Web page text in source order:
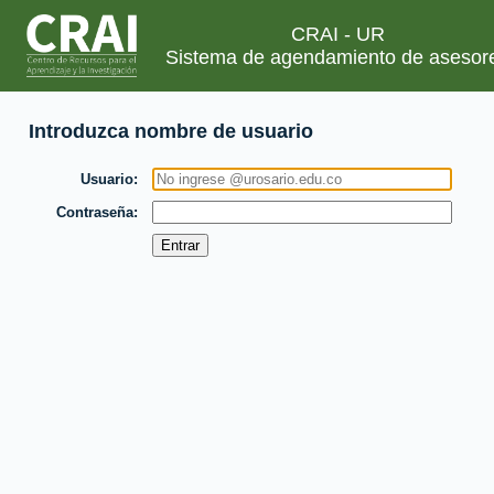
CRAI - UR
Sistema de agendamiento de
Introduzca nombre de usuario
Usuario
Contraseña